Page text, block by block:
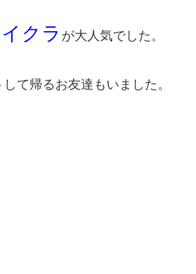
クラ が大人気でした。
て帰るお友達もいました。